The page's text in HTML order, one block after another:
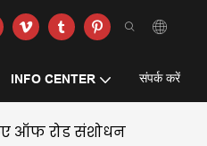
INFO CENTER संपर्क करें
ऑफ रोड संशोधन